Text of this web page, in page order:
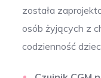
została
osób żyjących z
codzienność